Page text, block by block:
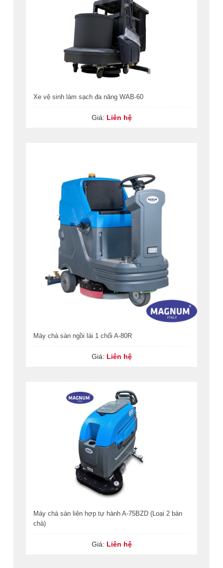
Xe vệ sinh làm sạch đa năng WAB-60
Giá: Liên hệ
Máy chà sàn ngồi lái 1 chổi A-80R
Giá: Liên hệ
Máy chà sàn liên hợp tự hành A-75BZD (Loại 2 bàn
chà)
Giá: Liên hệ